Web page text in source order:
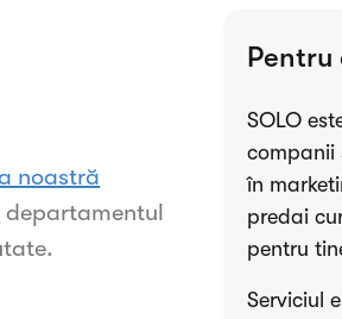
noastră
departamentul
Pentru
SOLO
companii
în
predai
pentru
Serviciul